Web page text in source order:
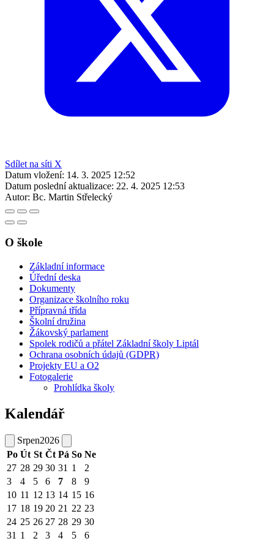
Sdílet na síti X
Datum vložení: 14. 3. 2025 12:52
Datum poslední aktualizace: 22. 4. 2025 12:53
Autor: Bc. Martin Střelecký
O škole
Základní informace
Úřední deska
Dokumenty
Organizace školního roku
Přípravná třída
Školní družina
Žákovský parlament
Spolek rodičů a přátel Základní školy Liptál
Ochrana osobních údajů (GDPR)
Projekty EU a O2
Fotogalerie
Prohlídka školy
Kalendář
Srpen2026
Po Út St Čt Pá So Ne
27 28 29 30 31 1
2
3
4 5 6 7 8
9
10 11 12 13 14 15 16
17 18 19 20 21 22 23
24 25 26 27 28 29 30
31 1 2 3 4 5 6